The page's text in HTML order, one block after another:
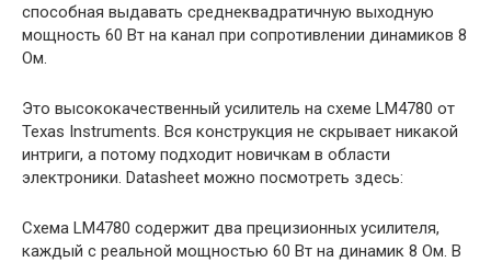
способная выдавать среднеквадратичную выходную
мощность 60 Вт на канал при сопротивлении динамиков 8
Ом.
Это высококачественный усилитель на схеме LM4780 от
Texas Instruments. Вся конструкция не скрывает никакой
интриги, а потому подходит новичкам в области
электроники. Datasheet можно посмотреть здесь:
Схема LM4780 содержит два прецизионных усилителя,
каждый с реальной мощностью 60 Вт на динамик 8 Ом. В